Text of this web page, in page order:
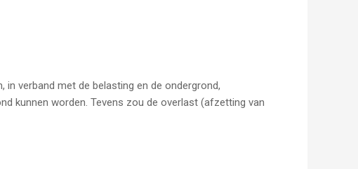
in verband met de belasting en de ondergrond,
kunnen worden. Tevens zou de overlast (afzetting van